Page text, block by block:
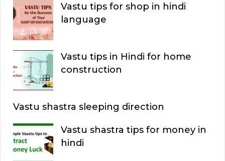
Vastu tips for shop in hindi
language
Vastu tips in Hindi for home
construction
Vastu shastra sleeping direction
Vastu shastra tips for money in
hindi